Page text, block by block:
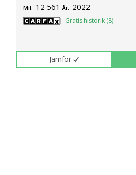
Mil: 12 561 År: 2022
Gratis historik (8)
Jämför